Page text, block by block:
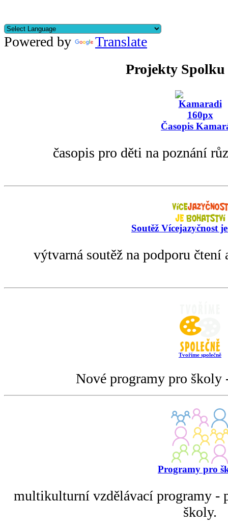
Powered by
Translate
Projekty Spolku
Časopis
časopis pro děti na poznání
Soutěž Vícejazyčnost
výtvarná soutěž na podporu
Tvoříme společně
Nové programy pro
Programy pro
multikulturní vzdělávací programy -
školy.